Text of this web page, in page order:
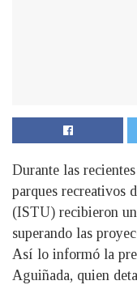
Durante las
parques recreativos
(ISTU) recibieron
superando las
Así lo informó la
Aguiñada, quien